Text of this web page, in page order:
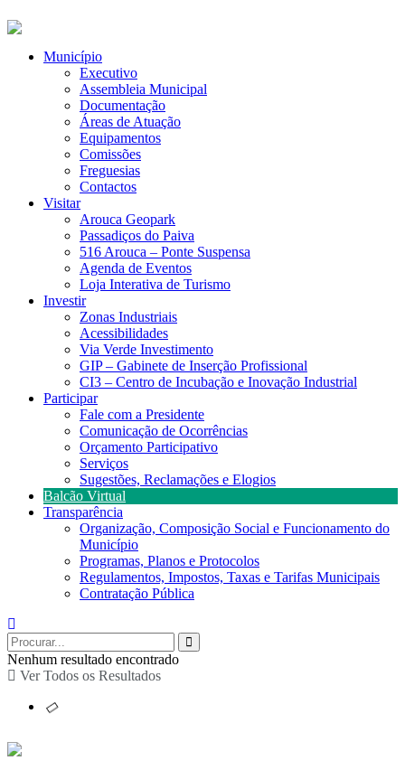
Município
Executivo
Assembleia Municipal
Documentação
Áreas de Atuação
Equipamentos
Comissões
Freguesias
Contactos
Visitar
Arouca Geopark
Passadiços do Paiva
516 Arouca – Ponte Suspensa
Agenda de Eventos
Loja Interativa de Turismo
Investir
Zonas Industriais
Acessibilidades
Via Verde Investimento
GIP – Gabinete de Inserção Profissional
CI3 – Centro de Incubação e Inovação Industrial
Participar
Fale com a Presidente
Comunicação de Ocorrências
Orçamento Participativo
Serviços
Sugestões, Reclamações e Elogios
Balcão Virtual
Transparência
Organização, Composição Social e Funcionamento do
Município
Programas, Planos e Protocolos
Regulamentos, Impostos, Taxas e Tarifas Municipais
Contratação Pública
Nenhum resultado encontrado
Ver Todos os Resultados